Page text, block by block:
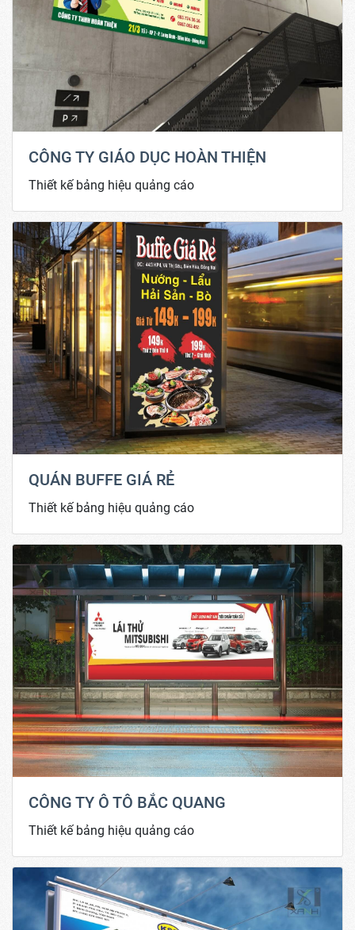
CÔNG TY GIÁO DỤC HOÀN THIỆN
Thiết kế bảng hiệu quảng cáo
QUÁN BUFFE GIÁ RẺ
Thiết kế bảng hiệu quảng cáo
CÔNG TY Ô TÔ BẮC QUANG
Thiết kế bảng hiệu quảng cáo